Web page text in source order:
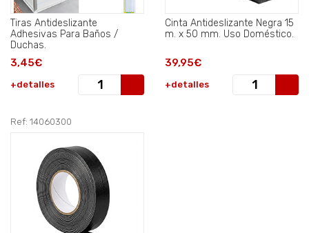
Tiras Antideslizante
Adhesivas Para Baños /
Duchas.
3,45€
+detalles
Cinta Antideslizante Negra 15
m. x 50 mm. Uso Doméstico.
39,95€
+detalles
Ref: 14060300